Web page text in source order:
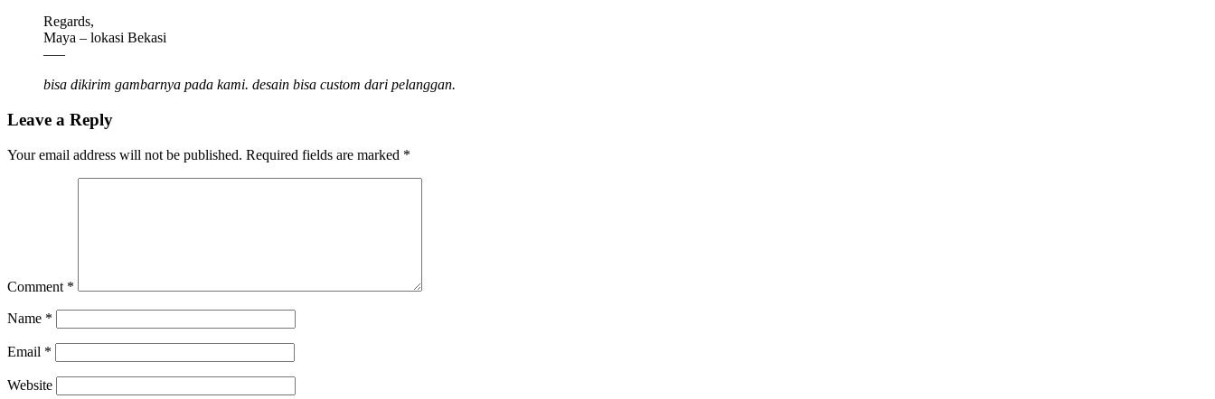
Regards,
Maya – lokasi Bekasi
—–
bisa dikirim gambarnya pada kami. desain bisa custom dari pelanggan.
Leave a Reply
Your email address will not be published. Required fields are marked *
Comment *
Name *
Email *
Website